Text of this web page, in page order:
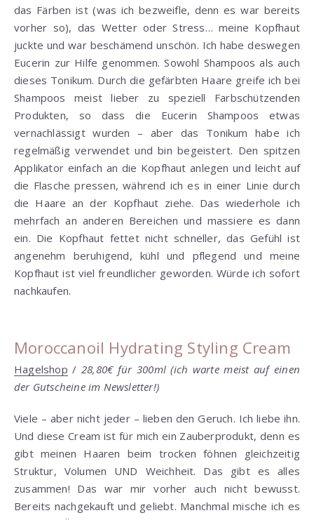
das Färben ist (was ich bezweifle, denn es war bereits
vorher so), das Wetter oder Stress… meine Kopfhaut
juckte und war beschämend unschön. Ich habe deswegen
Eucerin zur Hilfe genommen. Sowohl Shampoos als auch
dieses Tonikum. Durch die gefärbten Haare greife ich bei
Shampoos meist lieber zu speziell Farbschützenden
Produkten, so dass die Eucerin Shampoos etwas
vernachlässigt wurden – aber das Tonikum habe ich
regelmäßig verwendet und bin begeistert. Den spitzen
Applikator einfach an die Kopfhaut anlegen und leicht auf
die Flasche pressen, während ich es in einer Linie durch
die Haare an der Kopfhaut ziehe. Das wiederhole ich
mehrfach an anderen Bereichen und massiere es dann
ein. Die Kopfhaut fettet nicht schneller, das Gefühl ist
angenehm beruhigend, kühl und pflegend und meine
Kopfhaut ist viel freundlicher geworden. Würde ich sofort
nachkaufen.
Moroccanoil Hydrating Styling Cream
Hagelshop /28,80€ für 300ml(ich warte meist auf einen
der Gutscheine im Newsletter!)
Viele – aber nicht jeder – lieben den Geruch. Ich liebe ihn.
Und diese Cream ist für mich ein Zauberprodukt, denn es
gibt meinen Haaren beim trocken föhnen gleichzeitig
Struktur, Volumen UND Weichheit. Das gibt es alles
zusammen! Das war mir vorher auch nicht bewusst.
Bereits nachgekauft und geliebt. Manchmal mische ich es